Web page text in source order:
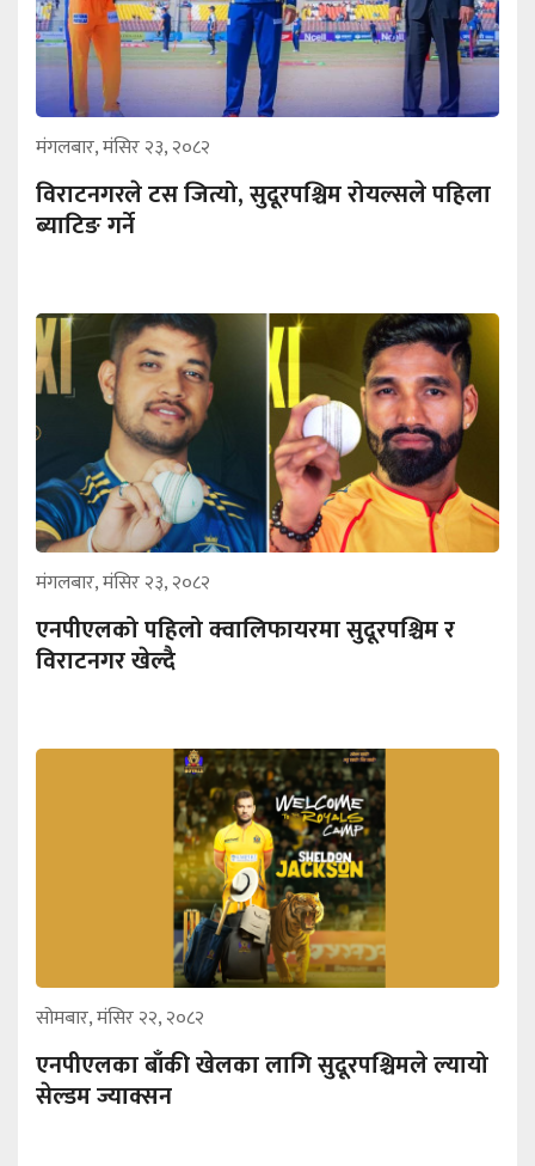
मंगलबार, मंसिर २३, २०८२
विराटनगरले टस जित्यो, सुदूरपश्चिम रोयल्सले पहिला
ब्याटिङ गर्ने
मंगलबार, मंसिर २३, २०८२
एनपीएलको पहिलो क्वालिफायरमा सुदूरपश्चिम र
विराटनगर खेल्दै
सोमबार, मंसिर २२, २०८२
एनपीएलका बाँकी खेलका लागि सुदूरपश्चिमले ल्यायो
सेल्डम ज्याक्सन